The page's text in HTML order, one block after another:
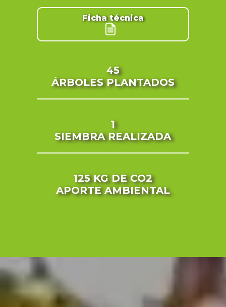
Ficha técnica
45
ÁRBOLES PLANTADOS
1
SIEMBRA REALIZADA
125 KGDE CO2
APORTE AMBIENTAL